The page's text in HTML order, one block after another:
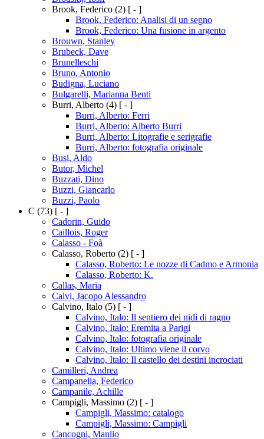
Brook, Federico (2) [ - ]
Brook, Federico: Analisi di un segno
Brook, Federico: Una fusione in argento
Brouwn, Stanley
Brubeck, Dave
Brunelleschi
Bruno, Antonio
Budigna, Luciano
Bulgarelli, Marianna Benti
Burri, Alberto (4) [ - ]
Burri, Alberto: Ferri
Burri, Alberto: Alberto Burri
Burri, Alberto: Litografie e serigrafie
Burri, Alberto: fotografia originale
Busi, Aldo
Butor, Michel
Buzzati, Dino
Buzzi, Giancarlo
Buzzi, Paolo
C (73) [ - ]
Cadorin, Guido
Caillois, Roger
Calasso - Foà
Calasso, Roberto (2) [ - ]
Calasso, Roberto: Le nozze di Cadmo e Armonia
Calasso, Roberto: K.
Callas, Maria
Calvi, Jacopo Alessandro
Calvino, Italo (5) [ - ]
Calvino, Italo: Il sentiero dei nidi di ragno
Calvino, Italo: Eremita a Parigi
Calvino, Italo: fotografia originale
Calvino, Italo: Ultimo viene il corvo
Calvino, Italo: Il castello dei destini incrociati
Camilleri, Andrea
Campanella, Federico
Campanile, Achille
Campigli, Massimo (2) [ - ]
Campigli, Massimo: catalogo
Campigli, Massimo: Campigli
Cancogni, Manlio